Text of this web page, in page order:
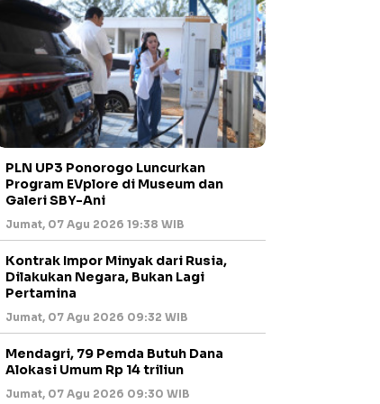
PLN UP3 Ponorogo Luncurkan
Program EVplore di Museum dan
Galeri SBY-Ani
Jumat, 07 Agu 2026 19:38 WIB
Kontrak Impor Minyak dari Rusia,
Dilakukan Negara, Bukan Lagi
Pertamina
Jumat, 07 Agu 2026 09:32 WIB
Mendagri, 79 Pemda Butuh Dana
Alokasi Umum Rp 14 triliun
Jumat, 07 Agu 2026 09:30 WIB